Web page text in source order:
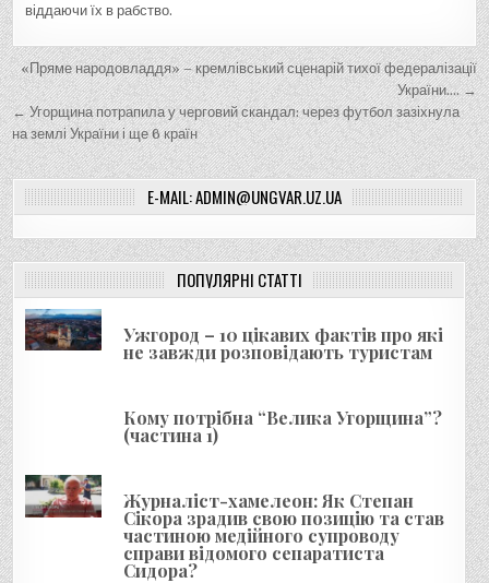
віддаючи їх в рабство.
Н
а
в
і
г
а
ц
і
я
з
а
п
и
с
і
в
«Пряме народовладдя» – кремлівський сценарій тихої федералізації
України…. →
← Угорщина потрапила у черговий скандал: через футбол зазіхнула
на землі України і ще 6 країн
E-MAIL: ADMIN@UNGVAR.UZ.UA
ПОПУЛЯРНІ СТАТТІ
Ужгород – 10 цікавих фактів про які
не завжди розповідають туристам
Кому потрібна “Велика Угорщина”?
(частина 1)
Журналіст-хамелеон: Як Степан
Сікора зрадив свою позицію та став
частиною медійного супроводу
справи відомого сепаратиста
Сидора?